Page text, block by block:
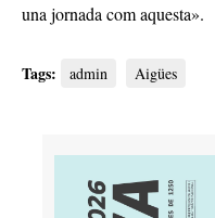
una jornada com aquesta».
Tags: admin Aigües